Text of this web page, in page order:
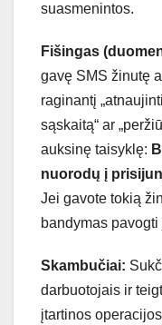
suasmenintos.
Fišingas
gavę SMS žinutę
raginantį
sąskaitą“ ar
auksinę taisyklę:
nuorodų į
Jei gavote tokią
bandymas
Skambučiai:
darbuotojais ir
įtartinos